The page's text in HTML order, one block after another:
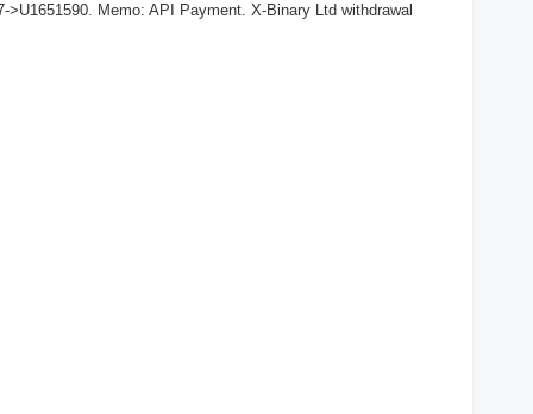
Memo: API Payment. X-Binary Ltd withdrawal